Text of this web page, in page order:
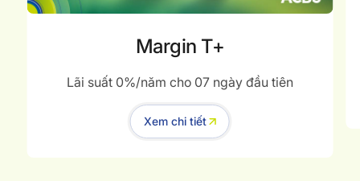
Margin T+
Lãi suất 0%/năm cho 07 ngày đầu tiên
Xem chi tiết